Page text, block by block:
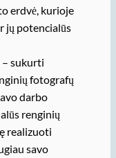
erdvė, kurioje
jų potencialūs
sukurti
fotografų
darbo
renginių
realizuoti
savo